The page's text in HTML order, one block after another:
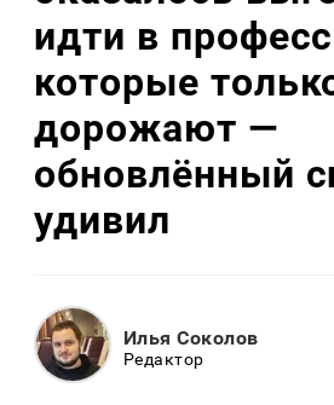
идти в
которые
дорожают —
обновлённый
удивил
Илья Соколов
Редактор